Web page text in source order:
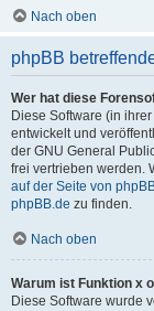
Nach oben
phpBB
Wer hat diese
Diese Software (in
entwickelt und
der GNU General
frei vertrieben werden.
auf der Seite von
phpBB.de zu finden.
Nach oben
Warum ist Funktion x
Diese Software wurde